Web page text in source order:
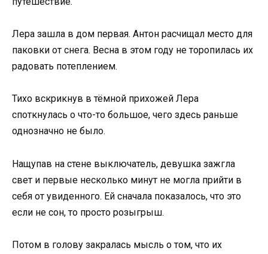
Лера зашла в дом первая. Антон расчищал место для
паковки от снега. Весна в этом году не торопилась их
радовать потеплением.
Тихо вскрикнув в тёмной прихожей Лера
споткнулась о что-то большое, чего здесь раньше
однозначно не было.
Нащупав на стене выключатель, девушка зажгла
свет и первые несколько минут не могла прийти в
себя от увиденного. Ей сначала показалось, что это
если не сон, то просто розыгрыш.
Потом в голову закралась мысль о том, что их